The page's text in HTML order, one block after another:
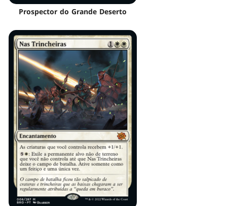
Prospector do Grande Deserto